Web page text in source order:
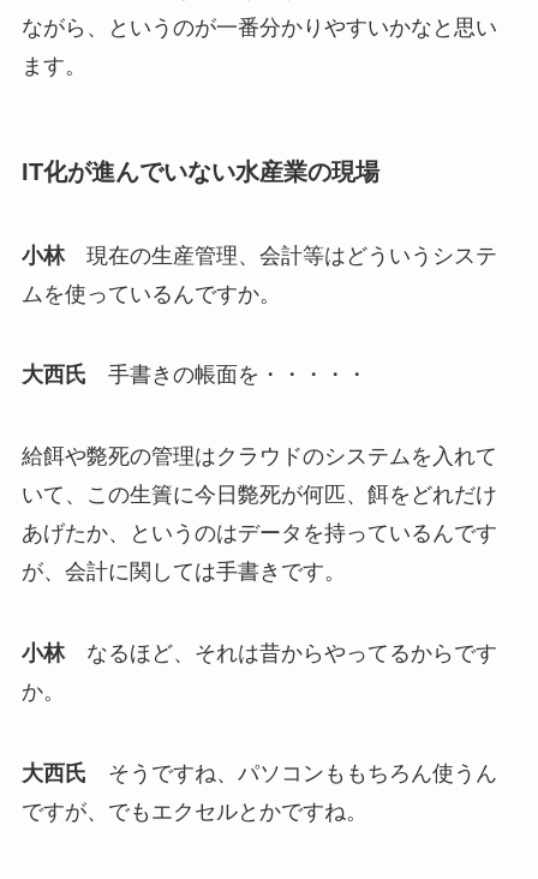
ながら、というのが一番分かりやすいかなと思い
ます。
IT化が進んでいない水産業の現場
小林現在の生産管理、会計等はどういうシステ
ムを使っているんですか。
大西氏 手書きの帳面を・・・・・
給餌や斃死の管理はクラウドのシステムを入れて
いて、この生簀に今日斃死が何匹、餌をどれだけ
あげたか、というのはデータを持っているんです
が、会計に関しては手書きです。
小林なるほど、それは昔からやってるからです
か。
大西氏 そうですね、パソコンももちろん使うん
ですが、でもエクセルとかですね。